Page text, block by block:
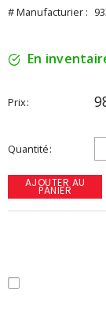
# Manufacturier :
En
Prix
Quantité
AJOUTER AU
PANIER